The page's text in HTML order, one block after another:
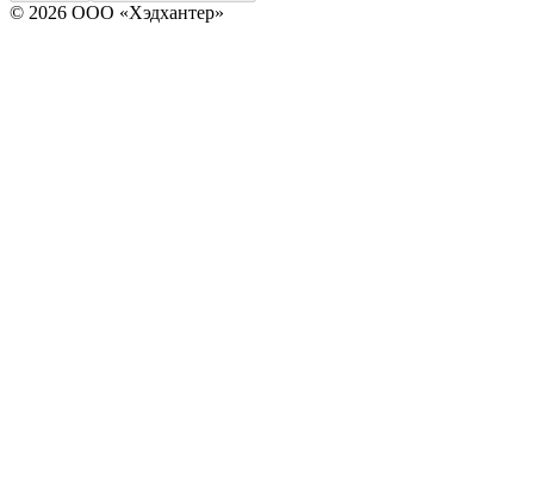
© 2026 ООО «Хэдхантер»